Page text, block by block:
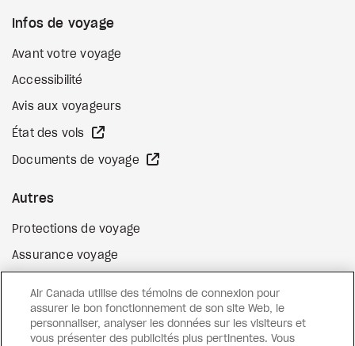
Infos de voyage
Avant votre voyage
Accessibilité
Avis aux voyageurs
État des vols
Documents de voyage
Autres
Protections de voyage
Assurance voyage
Surclassement de vol
Cartes-cadeaux Site Web externe
Air Canada utilise des témoins de connexion pour
assurer le bon fonctionnement de son site Web, le
personnaliser, analyser les données sur les visiteurs et
vous présenter des publicités plus pertinentes. Vous